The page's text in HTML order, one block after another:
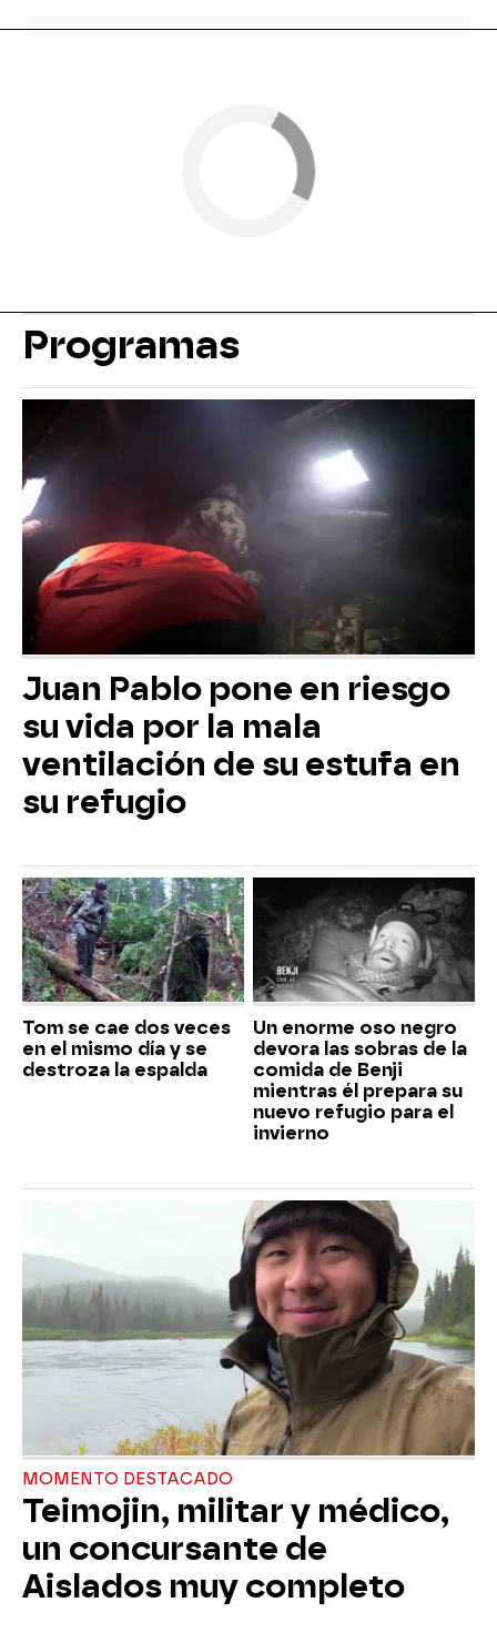
Programas
Juan Pablo pone en riesgo
su vida por la mala
ventilación de su estufa en
su refugio
Tom se cae dos veces
en el mismo día y se
destroza la espalda
Un enorme oso negro
devora las sobras de la
comida de Benji
mientras él prepara su
nuevo refugio para el
invierno
MOMENTO DESTACADO
Teimojin, militar y médico,
un concursante de
Aislados muy completo